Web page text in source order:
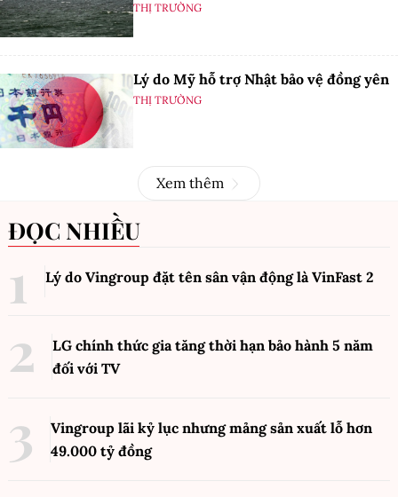
THỊ TRƯỜNG
Lý do Mỹ hỗ trợ Nhật bảo vệ đồng yên
THỊ TRƯỜNG
Xem thêm
ĐỌC NHIỀU
Lý do Vingroup đặt tên sân vận động là VinFast 2
LG chính thức gia tăng thời hạn bảo hành 5 năm
đối với TV
Vingroup lãi kỷ lục nhưng mảng sản xuất lỗ hơn
49.000 tỷ đồng